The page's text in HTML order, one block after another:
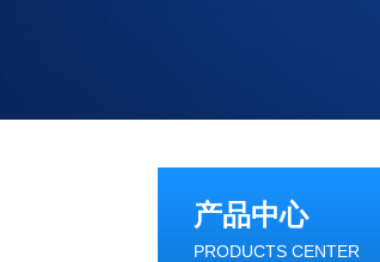
产品中心
PRODUCTS CENTER